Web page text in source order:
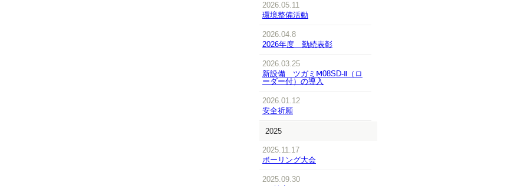
2026.05.11
環境整備活動
2026.04.8
2026年度 勤続表彰
2026.03.25
新設備 ツガミⅯ08SD-Ⅱ（ロ
ーダー付）の導入
2026.01.12
安全祈願
2025
2025.11.17
ボーリング大会
2025.09.30